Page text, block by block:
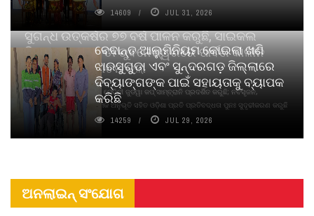
ସୁଗନ୍ଧ ଉତ୍କର୍ଷର ୭୭ ବର୍ଷ ପାଳନ କରୁଛି, ସାଇକଲ
ପିୟୋର୍‌ ଅଗରବତୀ ଭୁବନେଶ୍ୱରରେ ପାର୍ବଣ କାଳୀନ
ନବସୃଜନ ଉନ୍ମୋଚନ କଲା
ବାଉଁଶ ବିହୀନ କଠିନ ଧୂପ ଏବଂ ମେଦିନୀ ଜୁଡୱା କପ୍‌ ସାମ୍ବ୍ରାନି ପ୍ରଦର୍ଶିତ କରୁଛି; ନବସୃଜନ,
ଦୀର୍ଘସ୍ଥାୟିତା ଏବଂ ଆଧ୍ୟାତ୍ମିକ ଅନୁଭୂତି ସହିତ ଓଡ଼ିଶା ପ୍ରତି ପ୍ରତିବଦ୍ଧତା ପୁନଃ ସୁଦୃଢୀକରଣ କରୁଛି
14609 JUL 31, 2026
ବେଦାନ୍ତ ଆଲୁମିନିୟମ କୋଇଲା ଖଣି
ଝାରସୁଗୁଡା ଏବଂ ସୁନ୍ଦରଗଡ଼ ଜିଲ୍ଲାରେ
ଦିବ୍ୟାଙ୍ଗଙ୍କ ପାଇଁ ସହାୟତାକୁ ବ୍ୟାପକ
କରିଛି
14259 JUL 29, 2026
ଅନଲାଇନ୍ ସଂଯୋଗ